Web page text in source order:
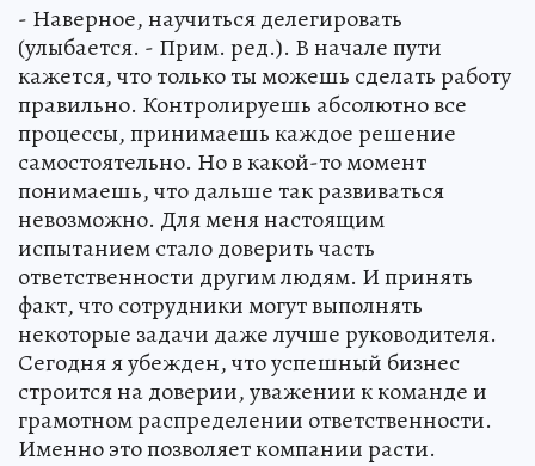
- Наверное, научиться делегировать
(улыбается. - Прим. ред.). В начале пути
кажется, что только ты можешь сделать работу
правильно. Контролируешь абсолютно все
процессы, принимаешь каждое решение
самостоятельно. Но в какой-то момент
понимаешь, что дальше так развиваться
невозможно. Для меня настоящим
испытанием стало доверить часть
ответственности другим людям. И принять
факт, что сотрудники могут выполнять
некоторые задачи даже лучше руководителя.
Сегодня я убежден, что успешный бизнес
строится на доверии, уважении к команде и
грамотном распределении ответственности.
Именно это позволяет компании расти.